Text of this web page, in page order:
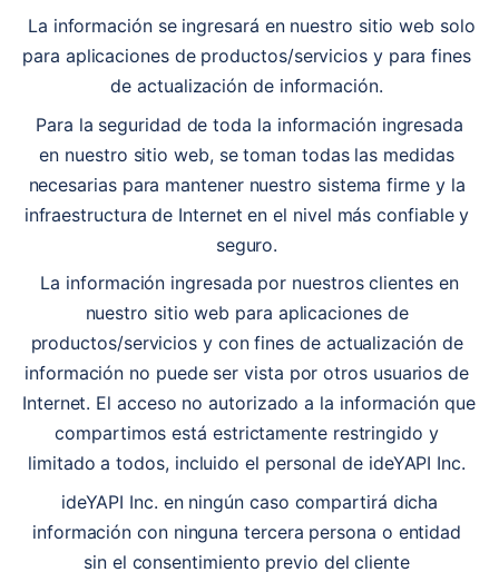
para aplicaciones de productos/servicios y para fines
de actualización de información.
en nuestro sitio web, se toman todas las medidas
necesarias para mantener nuestro sistema firme y la
infraestructura de Internet en el nivel más confiable y
seguro.
nuestro sitio web para aplicaciones de
productos/servicios y con fines de actualización de
información no puede ser vista por otros usuarios de
Internet. El acceso no autorizado a la información que
compartimos está estrictamente restringido y
limitado a todos, incluido el personal de ideYAPI Inc.
información con ninguna tercera persona o entidad
sin el consentimiento previo del cliente